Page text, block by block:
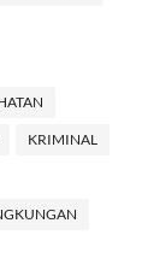
KRIMINAL